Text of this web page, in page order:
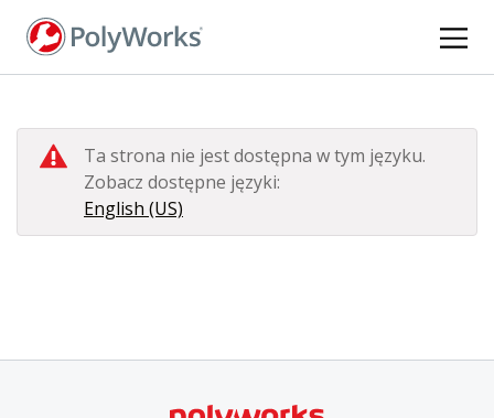
Przejdź
Ta strona nie jest dostępna w tym języku.
Zobacz dostępne języki:
English (US)